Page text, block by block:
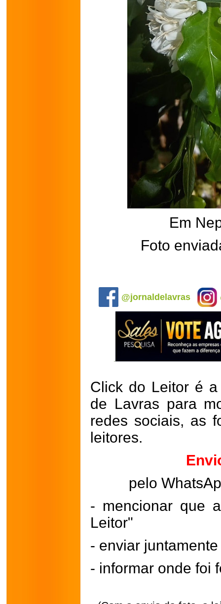
Em
Foto
@jornaldelavras
Click do Leitor é
de Lavras para
redes sociais, as
leitores.
pelo
- mencionar que
Leitor"
- enviar
- informar onde foi